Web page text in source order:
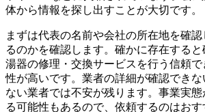
体から情報を探し出すことが大切です。
まずは代表の名前や会社の所在地を確
るのかを確認します。確かに存在する
湯器の修理・交換サービスを行う信頼
性が高いです。業者の詳細が確認でき
ない業者では不安が残ります。事業実
る可能性もあるので、依頼するのはおす